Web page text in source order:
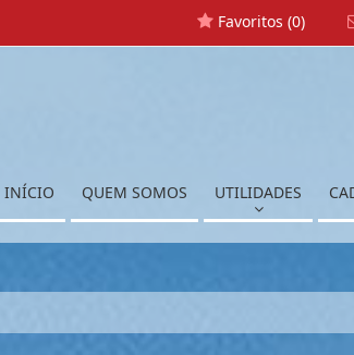
Favoritos (0)
INÍCIO QUEM SOMOS UTILIDADES